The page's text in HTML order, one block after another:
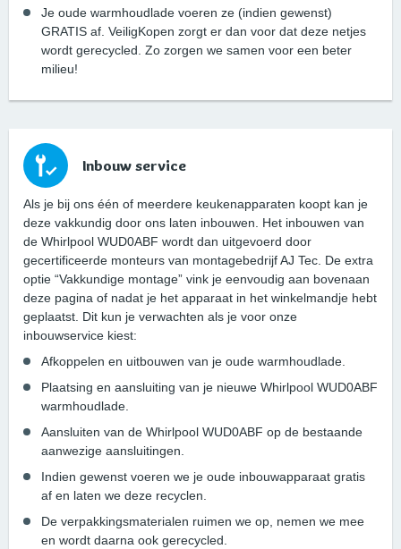
Je oude warmhoudlade voeren ze (indien gewenst)
GRATIS af. VeiligKopen zorgt er dan voor dat deze netjes
wordt gerecycled. Zo zorgen we samen voor een beter
milieu!
Inbouw service
Als je bij ons één of meerdere keukenapparaten koopt kan je
deze vakkundig door ons laten inbouwen. Het inbouwen van
de Whirlpool WUD0ABF wordt dan uitgevoerd door
gecertificeerde monteurs van montagebedrijf AJ Tec. De extra
optie “Vakkundige montage” vink je eenvoudig aan bovenaan
deze pagina of nadat je het apparaat in het winkelmandje hebt
geplaatst. Dit kun je verwachten als je voor onze
inbouwservice kiest:
Afkoppelen en uitbouwen van je oude warmhoudlade.
Plaatsing en aansluiting van je nieuwe Whirlpool WUD0ABF
warmhoudlade.
Aansluiten van de Whirlpool WUD0ABF op de bestaande
aanwezige aansluitingen.
Indien gewenst voeren we je oude inbouwapparaat gratis
af en laten we deze recyclen.
De verpakkingsmaterialen ruimen we op, nemen we mee
en wordt daarna ook gerecycled.